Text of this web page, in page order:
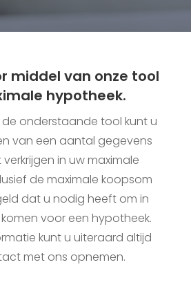
middel van onze tool
hypotheek.
onderstaande tool kunt u
van een aantal gegevens
in uw maximale
de maximale koopsom
dat u nodig heeft om in
voor een hypotheek.
kunt u uiteraard altijd
met ons opnemen.